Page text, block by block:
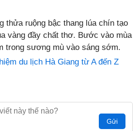
thửa ruộng bậc thang lúa chín tạo
vàng đầy chất thơ. Bước vào mùa
trong sương mù vào sáng sớm.
du lịch Hà Giang từ A đến Z
Gửi